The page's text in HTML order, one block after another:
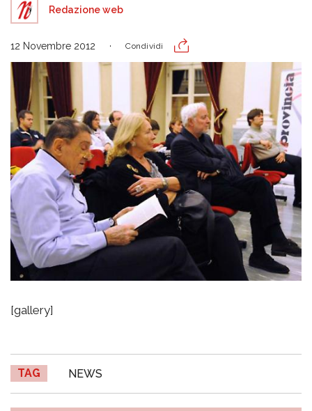
Redazione web
12 Novembre 2012 Condividi
[gallery]
TAG NEWS